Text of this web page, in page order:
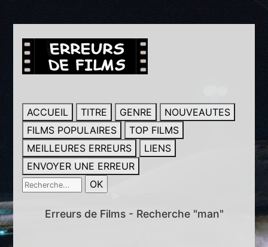
ACCUEIL TITRE GENRE
NOUVEAUTES
FILMS POPULAIRES
TOP FILMS
MEILLEURES ERREURS
LIENS
ENVOYER UNE ERREUR
Erreurs de Films - Recherche "man"